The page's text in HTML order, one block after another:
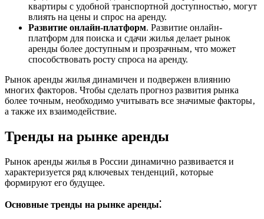
квартиры с удобной транспортной доступностью‚ могут
влиять на цены и спрос на аренду.
Развитие онлайн-платформ. Развитие онлайн-
платформ для поиска и сдачи жилья делает рынок
аренды более доступным и прозрачным‚ что может
способствовать росту спроса на аренду.
Рынок аренды жилья динамичен и подвержен влиянию
многих факторов. Чтобы сделать прогноз развития рынка
более точным‚ необходимо учитывать все значимые факторы‚
а также их взаимодействие.
Тренды на рынке аренды
Рынок аренды жилья в России динамично развивается и
характеризуется ряд ключевых тенденций‚ которые
формируют его будущее.
Основные тренды на рынке аренды⁚